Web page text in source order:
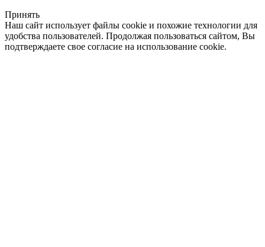
Принять
Наш сайт использует файлы cookie и похожие технологии для
удобства пользователей. Продолжая пользоваться сайтом, Вы
подтверждаете свое согласие на использование cookie.